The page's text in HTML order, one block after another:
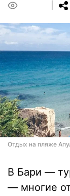
Отдых на пляже
В Бари —
— многие